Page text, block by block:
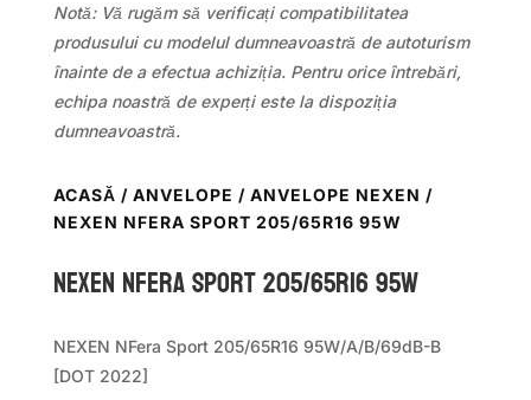
Notă: Vă rugăm să verificați compatibilitatea
produsului cu modelul dumneavoastră de autoturism
înainte de a efectua achiziția. Pentru orice întrebări,
echipa noastră de experți este la dispoziția
dumneavoastră.
ACASĂ / ANVELOPE / ANVELOPE NEXEN /
NEXEN NFERA SPORT 205/65R16 95W
Nexen NFERA SPORT 205/65R16 95W
NEXEN NFera Sport 205/65R16 95W/A/B/69dB-B
[DOT 2022]